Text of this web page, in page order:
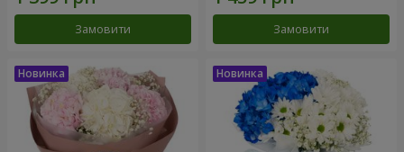
Замовити Замовити